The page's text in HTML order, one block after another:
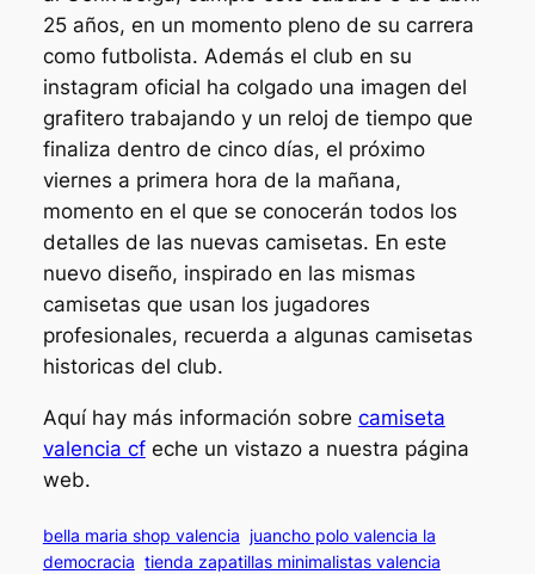
25 años, en un momento pleno de su carrera
como futbolista. Además el club en su
instagram oficial ha colgado una imagen del
grafitero trabajando y un reloj de tiempo que
finaliza dentro de cinco días, el próximo
viernes a primera hora de la mañana,
momento en el que se conocerán todos los
detalles de las nuevas camisetas. En este
nuevo diseño, inspirado en las mismas
camisetas que usan los jugadores
profesionales, recuerda a algunas camisetas
historicas del club.
Aquí hay más información sobre camiseta
valencia cfeche un vistazo a nuestra página
web.
bella maria shop valencia juancho polo valencia la
democracia tienda zapatillas minimalistas valencia